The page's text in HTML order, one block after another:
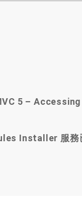
5 –
Installer 服務